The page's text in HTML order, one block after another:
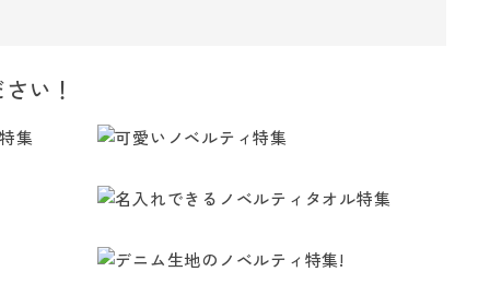
い！